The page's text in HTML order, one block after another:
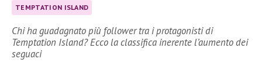
TEMPTATION ISLAND
Chi ha guadagnato più follower tra i protagonisti di
Temptation Island? Ecco la classifica inerente l’aumento dei
seguaci